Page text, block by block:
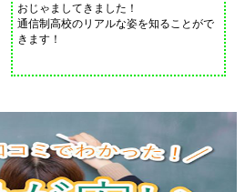
おじゃましてきました！
通信制高校のリアルな姿を知ることがで
きます！